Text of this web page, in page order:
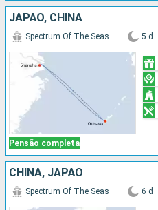
JAPÃO, CHINA
Pensão completa
Spectrum Of The Seas 5 d
CHINA, JAPÃO
Spectrum Of The Seas 6 d